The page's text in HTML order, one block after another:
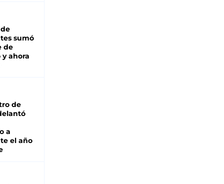
sumó
de
y ahora
de
a
el año